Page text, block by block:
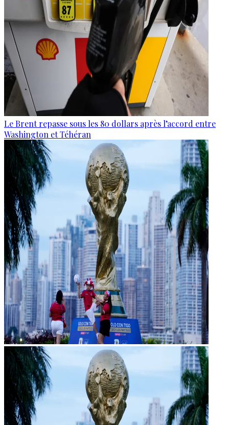
Le Brent repasse sous les 80 dollars après l’accord entre
Washington et Téhéran